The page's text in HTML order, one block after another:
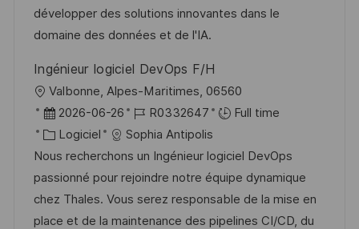
a
t
o
n
f
h
a
e
n
c
d
u
p
o
s
t
e
r
i
développer des solutions innovantes dans le
domaine des données et de l'IA.
Ingénieur logiciel DevOps F/H
o
c
a
l
i
s
Valbonne, Alpes-Maritimes, 06560
D
a
t
e
d
’
2026-06-26
R
é
f
é
r
e
R0332647
Full time
C
a
t
é
g
Logiciel
Sophia Antipolis
Nous recherchons un Ingénieur logiciel DevOps
passionné pour rejoindre notre équipe dynamique
chez Thales. Vous serez responsable de la mise en
place et de la maintenance des pipelines CI/CD, du